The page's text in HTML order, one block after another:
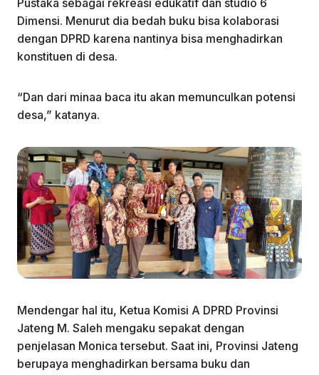
Dimensi. Menurut dia bedah buku bisa kolaborasi
dengan DPRD karena nantinya bisa menghadirkan
konstituen di desa.
“Dan dari minaa baca itu akan memunculkan potensi
desa,” katanya.
Mendengar hal itu, Ketua Komisi A DPRD Provinsi
Jateng M. Saleh mengaku sepakat dengan
penjelasan Monica tersebut. Saat ini, Provinsi Jateng
berupaya menghadirkan bersama buku dan